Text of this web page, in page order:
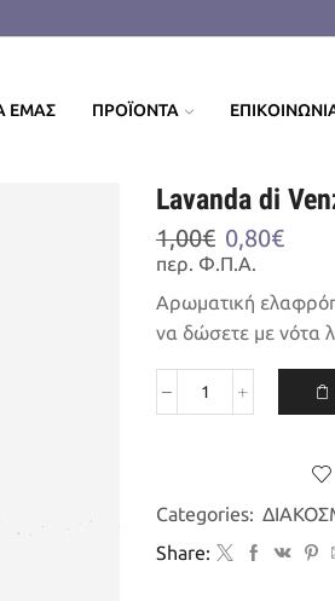
ΕΜΑΣ ΠΡΟΪΟΝΤΑ
Lavanda di
1,00€ Original
price
was:
1,00€.
0,80€Η
τιμή
είναι:
περ. Φ.Π.Α.
Αρωματική
να δώσετε με νότα
Lavanda
Ελαφρόπετρα
ποσότητα
Categories:
Share: